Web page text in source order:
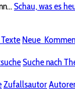
Schau, was es
Texte Neue
Suche nach
Zufallsautor